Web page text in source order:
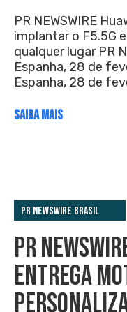
PR NEWSWIRE
implantar o F5.5G
qualquer lugar PR
Espanha, 28 de
Espanha, 28 de
SAIBA MAIS
PR Newswire Brasil
PR
ENTREGA